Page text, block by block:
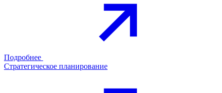
Подробнее
Стратегическое планирование